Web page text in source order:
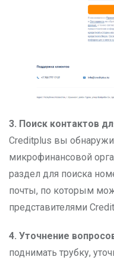
3. Поиск контактов
Creditplus вы
микрофинансовой
раздел для поиска
почты, по которым
представителями
4. Уточнение
поднимать трубку,